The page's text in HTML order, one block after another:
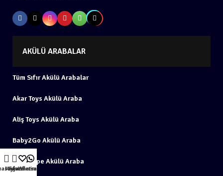
AKÜLÜ ARABALAR
Tüm Sıfır Akülü Arabalar
Akar Toys Akülü Araba
Aliş Toys Akülü Araba
Baby2Go Akülü Araba
BabyHope Akülü Araba
Mağaza
Favorilerim
Whatsapp